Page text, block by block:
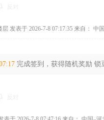
层 发表于 2026-7-8 07:17:35 来自： 中
完成签到，获得随机奖励 锁